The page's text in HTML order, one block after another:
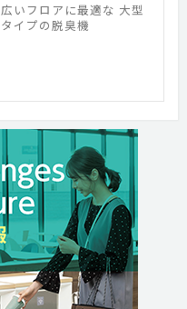
広いフロアに最適な 大型
タイプの脱臭機